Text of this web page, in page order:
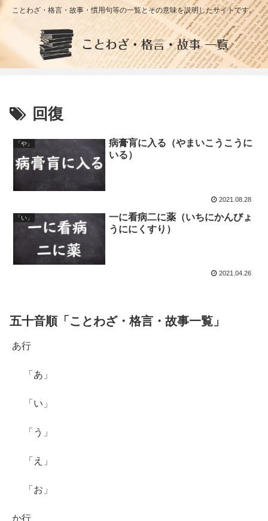
ことわざ・格言・故事・慣用句等の一覧とその意味を説明したサイトです。
回復
「や」
病膏肓に入る（やまいこうこうに
いる）
2021.08.28
「い」
一に看病二に薬（いちにかんびょ
うににくすり）
2021.04.26
五十音順「ことわざ・格言・故事一覧」
あ行
「あ」
「い」
「う」
「え」
「お」
か行